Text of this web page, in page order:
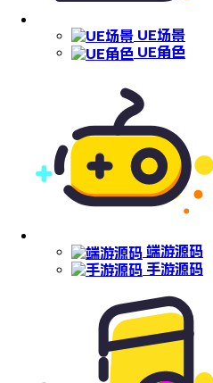
UE场景
UE角色
端游源码
手游源码